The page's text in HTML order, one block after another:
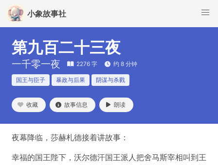
小象故事社
第九百二十三夜
一千零一夜 2276 字 约 8 分钟
国王与臣子 暴政与后果 阴谋与杀戮
收藏 故事信息 朗读
夜幕降临，莎赫札德接着讲故事：
幸福的国王陛下，沃尔德汗国王派人把舍马斯宰相叫到王